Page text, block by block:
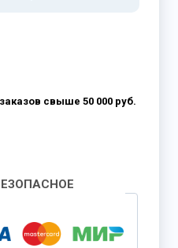
свыше 50 000 руб.